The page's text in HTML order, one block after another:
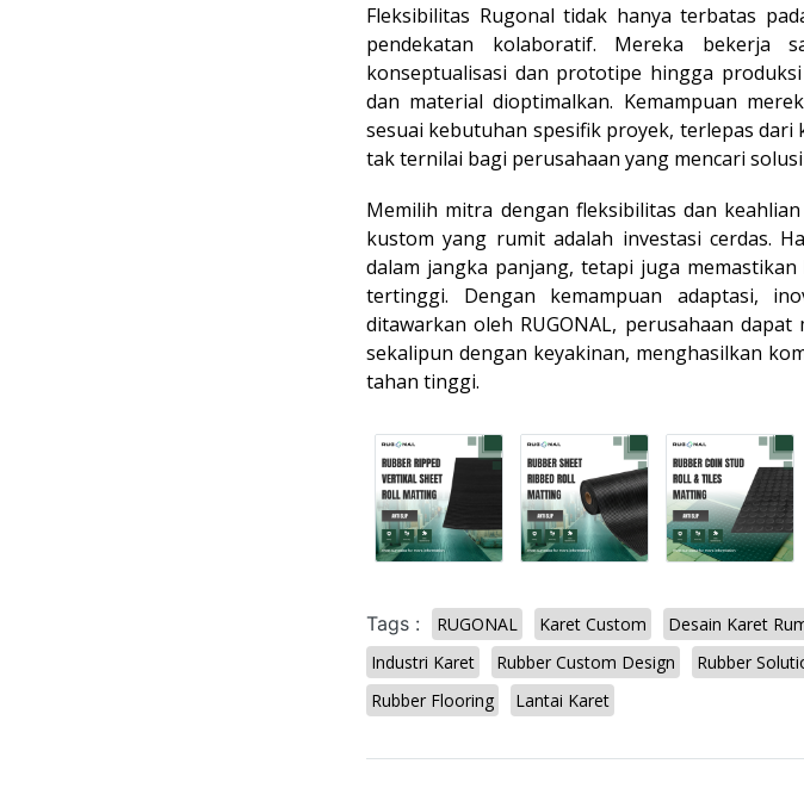
Fleksibilitas Rugonal tidak hanya terbatas
pendekatan kolaboratif. Mereka
konseptualisasi dan prototipe hingga
dan material dioptimalkan. Kemampuan
sesuai kebutuhan spesifik proyek, terlepas dari
tak ternilai bagi perusahaan yang mencari
Memilih mitra dengan fleksibilitas dan
kustom yang rumit adalah investasi cerdas.
dalam jangka panjang, tetapi juga
tertinggi. Dengan kemampuan adaptasi,
ditawarkan oleh RUGONAL, perusahaan
sekalipun dengan keyakinan, menghasilkan
tahan tinggi.
Tags : RUGONAL Karet Custom Desain Karet
Industri Karet
Rubber Custom Design Rubber
Rubber Flooring
Lantai Karet